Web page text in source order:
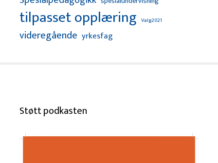
tilpasset opplæring Valg2021
videregående yrkesfag
Støtt podkasten